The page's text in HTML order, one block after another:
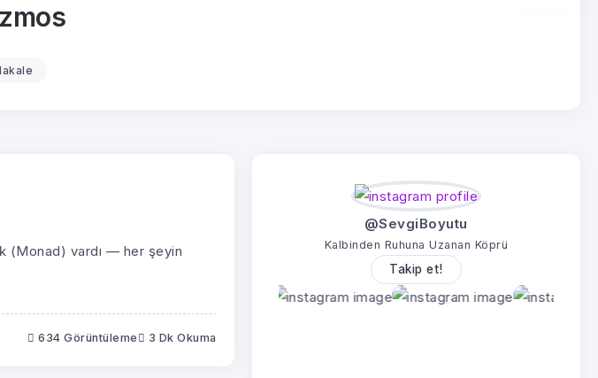
(Monad) vardı — her şeyin
634 Görüntüleme 3 Dk Okuma
@SevgiBoyutu
Kalbinden Ruhuna Uzanan Köprü
Takip et!